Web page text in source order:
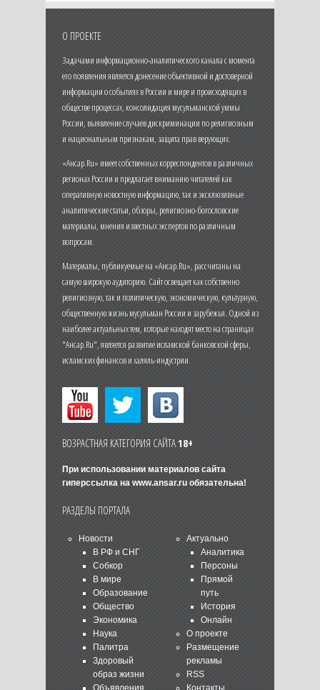
О ПРОЕКТЕ
Задачами информационно-аналитического канала с момента
его появления является донесение объективной и достоверной
информации о событиях в России и мире и происходящих в
обществе процессах, консолидация мусульманской уммы
России, выявление случаев дискриминации по религиозным
и национальным признакам, защита прав верующих.
«Ансар.Ru» имеет собственных корреспондентов в различных
регионах России и предлагает вниманию читателей как
оперативную новостную информацию, так и эксклюзивные
аналитические статьи, обзоры, религиозно-богословские
материалы, мнения известных экспертов по различным
вопросам.
Материалы, публикуемые на «Ансар.Ru», рассчитаны на
самую широкую аудиторию. Сайт освещает как собственно
религиозную, так и политическую, экономическую, культурную,
общественную жизнь мусульман России и зарубежья. Одной из
наиболее актуальных тем, которые находят место на страницах
"Ансар.Ru", является развитие исламской банковской сферы,
исламских финансов и халяль-индустрии.
ВОЗРАСТНАЯ КАТЕГОРИЯ САЙТА18+
При использовании материалов сайта
гиперссылка на www.ansar.ruобязательна!
РАЗДЕЛЫ ПОРТАЛА
Новости
В РФ и СНГ
Собкор
В мире
Образование
Общество
Экономика
Наука
Палитра
Здоровый
образ жизни
Объявления
Актуально
Аналитика
Персоны
Прямой
путь
История
Онлайн
О проекте
Размещение
рекламы
RSS
Контакты